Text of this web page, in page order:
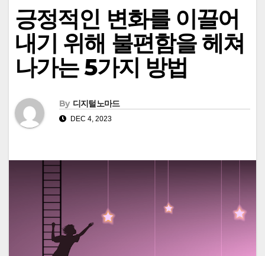
긍정적인 변화를 이끌어
내기 위해 불편함을 헤쳐
나가는 5가지 방법
By 디지털노마드
DEC 4, 2023